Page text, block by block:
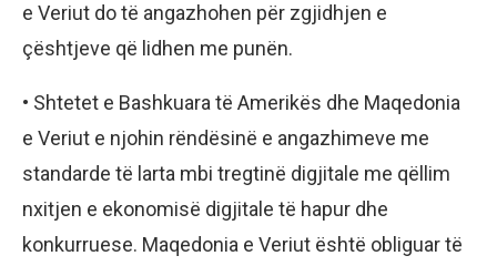
e Veriut do të angazhohen për zgjidhjen e
çështjeve që lidhen me punën.
• Shtetet e Bashkuara të Amerikës dhe Maqedonia
e Veriut e njohin rëndësinë e angazhimeve me
standarde të larta mbi tregtinë digjitale me qëllim
nxitjen e ekonomisë digjitale të hapur dhe
konkurruese. Maqedonia e Veriut është obliguar të